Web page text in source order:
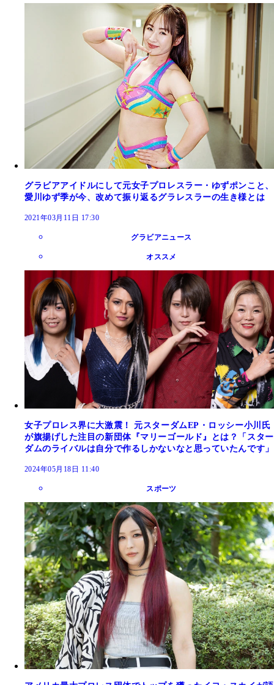
グラビアアイドルにして元女子プロレスラー・ゆずポンこと、
愛川ゆず季が今、改めて振り返るグラレスラーの生き様とは
2021年03月11日 17:30
グラビアニュース
オススメ
女子プロレス界に大激震！ 元スターダムEP・ロッシー小川氏
が旗揚げした注目の新団体『マリーゴールド』とは？「スター
ダムのライバルは自分で作るしかないなと思っていたんです」
2024年05月18日 11:40
スポーツ